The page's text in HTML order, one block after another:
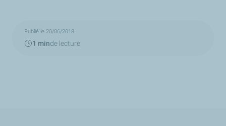
Publié le 20/06/2018
1 minde lecture